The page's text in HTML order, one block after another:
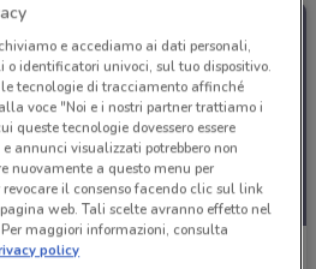
e accediamo ai dati personali,
identificatori univoci, sul tuo dispositivo.
tecnologie di tracciamento affinché
voce "Noi e i nostri partner trattiamo i
queste tecnologie dovessero essere
annunci visualizzati potrebbero non
nuovamente a questo menu per
il consenso facendo clic sul link
web. Tali scelte avranno effetto nel
maggiori informazioni, consulta
policy